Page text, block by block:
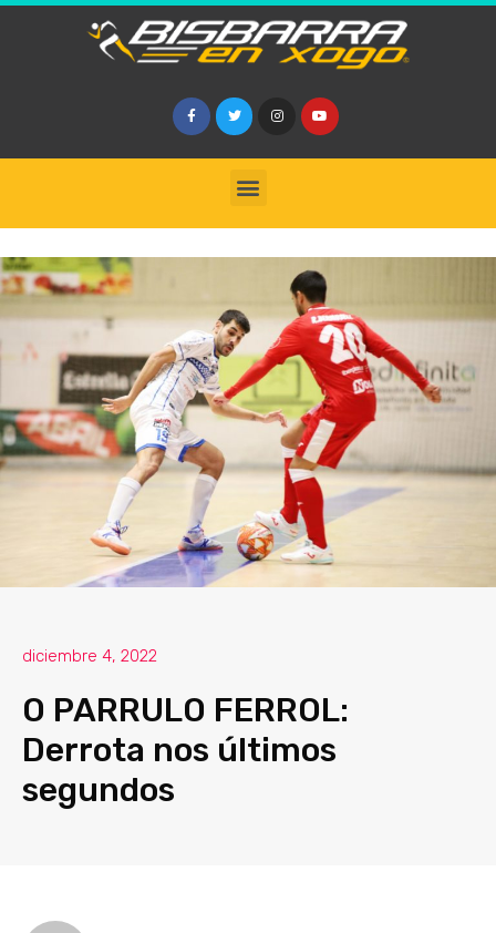
diciembre 4, 2022
O PARRULO FERROL:
Derrota nos últimos
segundos